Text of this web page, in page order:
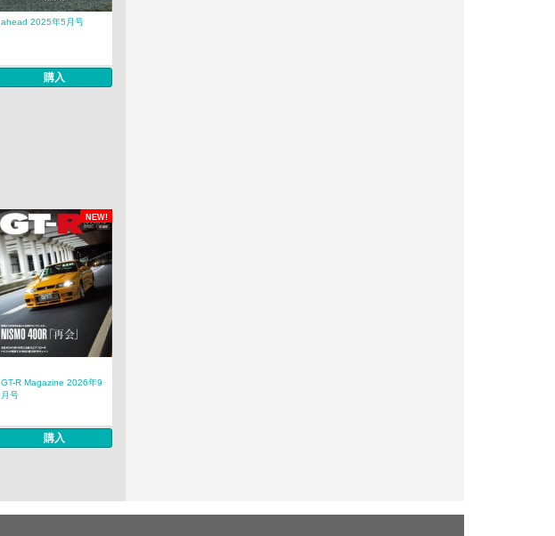
ahead 2025年5月号
購入
NEW!
GT-R Magazine 2026年9
月号
購入